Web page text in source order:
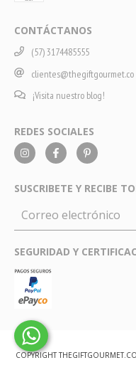
CONTÁCTANOS
(57) 3174485555
clientes@thegiftgourmet.co
¡Visita nuestro blog!
REDES SOCIALES
SUSCRIBETE Y RECIBE
SEGURIDAD Y
COPYRIGHT